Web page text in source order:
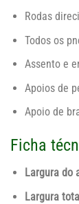
Rodas
Todos os
Assento e
Apoios de
Apoio de
Ficha
Largura do
Largura